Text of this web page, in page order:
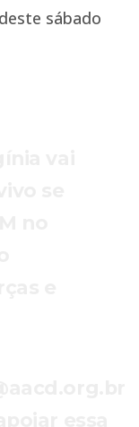
sábado